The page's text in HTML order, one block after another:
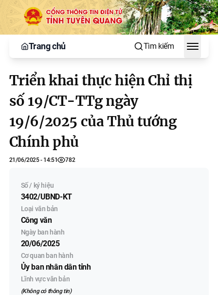
Trang chủ Tìm kiếm
Toggle
Triển khai thực hiện Chỉ thị
số 19/CT-TTg ngày
19/6/2025 của Thủ tướng
Chính phủ
21/06/2025 - 14:51 782
Số / ký hiệu
3402/UBND-KT
Loại văn bản
Công văn
Ngày ban hành
20/06/2025
Cơ quan ban hành
Ủy ban nhân dân tỉnh
Lĩnh vực văn bản
(Không có thông tin)